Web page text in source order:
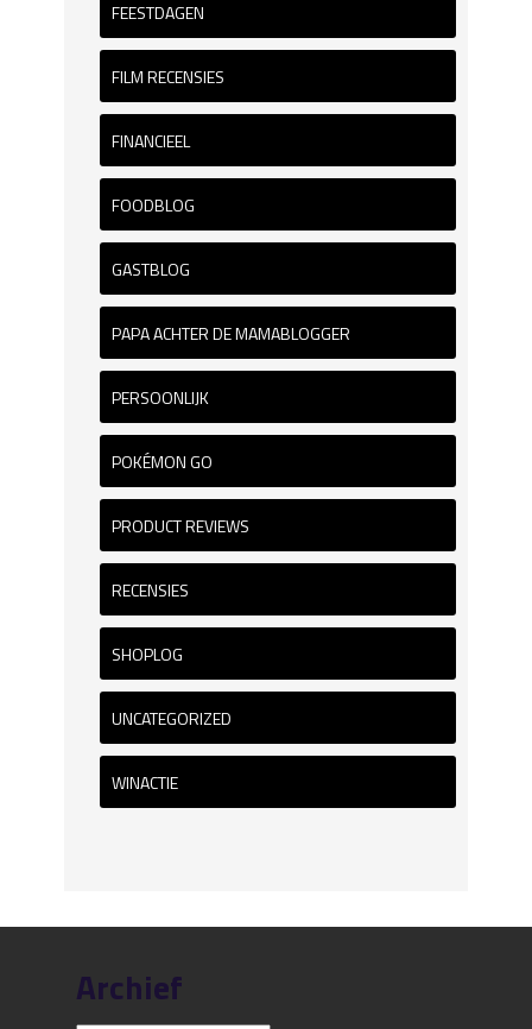
FEESTDAGEN
FILM RECENSIES
FINANCIEEL
FOODBLOG
GASTBLOG
PAPA ACHTER DE MAMABLOGGER
PERSOONLIJK
POKÉMON GO
PRODUCT REVIEWS
RECENSIES
SHOPLOG
UNCATEGORIZED
WINACTIE
Archief